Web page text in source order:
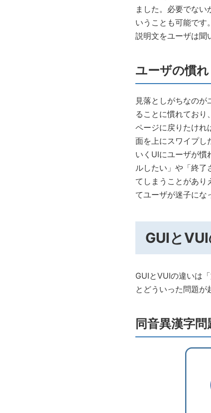
ました。必要でな
いうことも可能です
説明文をユーザは聞
ユーザの慣れ
見落としがちなの
ることに慣れてお
ページに戻りたけれ
面を上にスワイプし
いくUIにユーザが慣
ルしたい」や「終了
てしまうことがあり
てユーザが迷子にな
GUIと
GUIとVUIの違いは
とどういった問題が
同音異漢字問